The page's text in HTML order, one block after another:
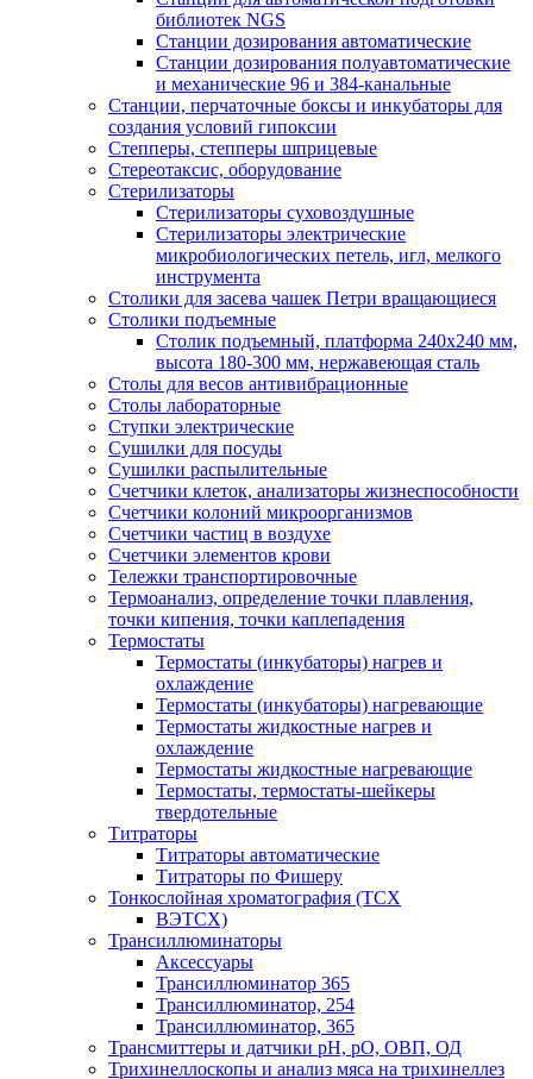
библиотек NGS
Станции дозирования автоматические
Станции дозирования полуавтоматические
и механические 96 и 384-канальные
Станции, перчаточные боксы и инкубаторы для
создания условий гипоксии
Степперы, степперы шприцевые
Стереотаксис, оборудование
Стерилизаторы
Стерилизаторы суховоздушные
Стерилизаторы электрические
микробиологических петель, игл, мелкого
инструмента
Столики для засева чашек Петри вращающиеся
Столики подъемные
Столик подъемный, платформа 240х240 мм,
высота 180-300 мм, нержавеющая сталь
Столы для весов антивибрационные
Столы лабораторные
Ступки электрические
Сушилки для посуды
Сушилки распылительные
Счетчики клеток, анализаторы жизнеспособности
Счетчики колоний микроорганизмов
Счетчики частиц в воздухе
Счетчики элементов крови
Тележки транспортировочные
Термоанализ, определение точки плавления,
точки кипения, точки каплепадения
Термостаты
Термостаты (инкубаторы) нагрев и
охлаждение
Термостаты (инкубаторы) нагревающие
Термостаты жидкостные нагрев и
охлаждение
Термостаты жидкостные нагревающие
Термостаты, термостаты-шейкеры
твердотельные
Титраторы
Титраторы автоматические
Титраторы по Фишеру
Тонкослойная хроматография (ТСХ
ВЭТСХ)
Трансиллюминаторы
Аксессуары
Трансиллюминатор 365
Трансиллюминатор, 254
Трансиллюминатор, 365
Трансмиттеры и датчики рН, рО, ОВП, ОД
Трихинеллоскопы и анализ мяса на трихинеллез